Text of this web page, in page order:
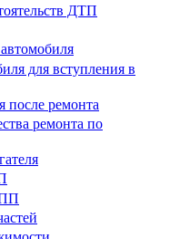
ДТП
для вступления в
после ремонта
ремонта по